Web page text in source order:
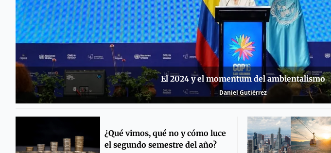
El 2024 y el momentum del ambientalismo
Daniel Gutiérrez
¿Qué vimos, qué no y cómo luce
el segundo semestre del año?